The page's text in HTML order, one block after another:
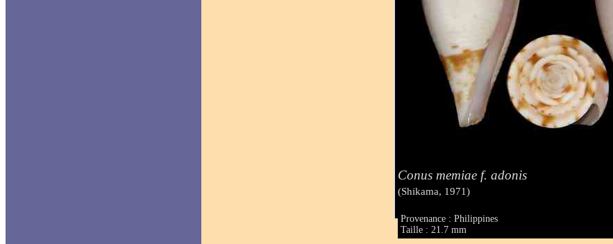
Conus memiae f. adonis
(Shikama, 1971)
Provenance : Philippines
Taille : 21.7 mm